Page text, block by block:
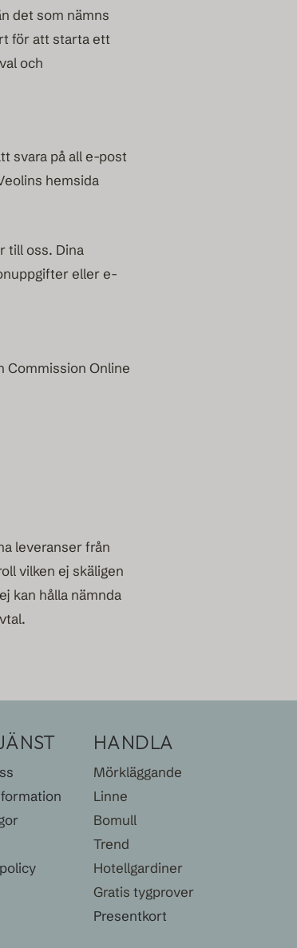
det som nämns
för att starta ett
och
svara på all e-post
hemsida
till oss. Dina
eller e-
Commission Online
leveranser från
vilken ej skäligen
kan hålla nämnda
HANDLA
Mörkläggande
Linne
Bomull
Trend
Hotellgardiner
Gratis tygprover
Presentkort